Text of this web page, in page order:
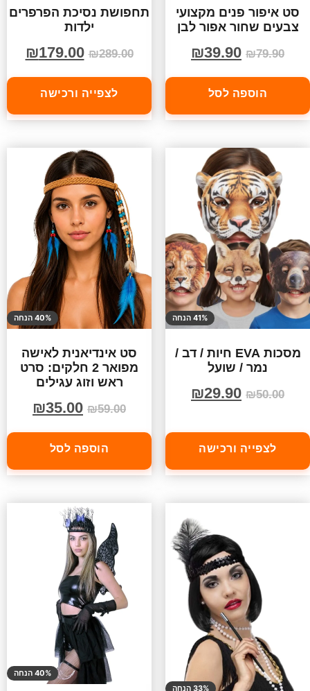
סט איפור פנים מקצועי
צבעים שחור אפור לבן
₪79.90
₪39.90
הוספה לסל
תחפושת נסיכת הפרפרים
ילדות
₪289.00
₪179.00
לצפייה ורכישה
41% הנחה
מסכות EVA חיות / דב /
נמר / שועל
₪50.00
₪29.90
לצפייה ורכישה
40% הנחה
סט אינדיאנית לאישה
מפואר 2 חלקים: סרט
ראש וזוג עגילים
₪59.00
₪35.00
הוספה לסל
33% הנחה
40% הנחה